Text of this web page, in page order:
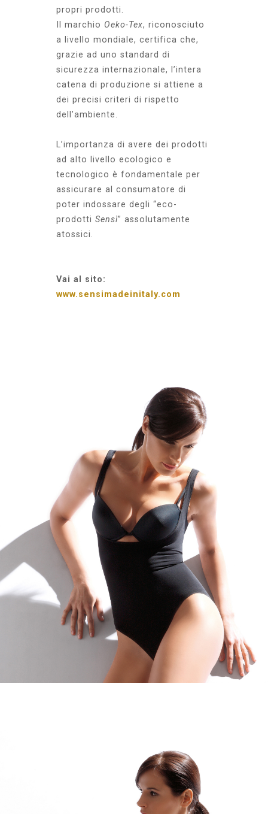
propri prodotti.
Il marchio Oeko-Tex, riconosciuto
a livello mondiale, certifica che,
grazie ad uno standard di
sicurezza internazionale, l’intera
catena di produzione si attiene a
dei precisi criteri di rispetto
dell’ambiente.
L’importanza di avere dei prodotti
ad alto livello ecologico e
tecnologico è fondamentale per
assicurare al consumatore di
poter indossare degli “eco-
prodotti Sensì” assolutamente
atossici.
Vai al sito:
www.sensimadeinitaly.com